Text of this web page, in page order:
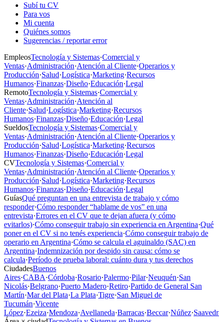
Subí tu CV
Para vos
Mi cuenta
Quiénes somos
Sugerencias / reportar error
EmpleosTecnología y Sistemas·Comercial y
Ventas·Administración·Atención al Cliente·Operarios y
Producción·Salud·Logística·Marketing·Recursos
Humanos·Finanzas·Diseño·Educación·Legal
RemotoTecnología y Sistemas·Comercial y
Ventas·Administración·Atención al
Cliente·Salud·Logística·Marketing·Recursos
Humanos·Finanzas·Diseño·Educación·Legal
SueldosTecnología y Sistemas·Comercial y
Ventas·Administración·Atención al Cliente·Operarios y
Producción·Salud·Logística·Marketing·Recursos
Humanos·Finanzas·Diseño·Educación·Legal
CVTecnología y Sistemas·Comercial y
Ventas·Administración·Atención al Cliente·Operarios y
Producción·Salud·Logística·Marketing·Recursos
Humanos·Finanzas·Diseño·Educación·Legal
GuíasQué preguntan en una entrevista de trabajo y cómo
responder·Cómo responder “hablame de vos” en una
entrevista·Errores en el CV que te dejan afuera (y cómo
evitarlos)·Cómo conseguir trabajo sin experiencia en Argentina·Qué
poner en el CV si no tenés experiencia·Cómo conseguir trabajo de
operario en Argentina·Cómo se calcula el aguinaldo (SAC) en
Argentina·Indemnización por despido sin causa: cómo se
calcula·Período de prueba laboral: cuánto dura y tus derechos
CiudadesBuenos
Aires·CABA·Córdoba·Rosario·Palermo·Pilar·Neuquén·San
Nicolás·Belgrano·Puerto Madero·Retiro·Partido de General San
Martín·Mar del Plata·La Plata·Tigre·San Miguel de
Tucumán·Vicente
López·Ezeiza·Mendoza·Avellaneda·Barracas·Beccar·Núñez·